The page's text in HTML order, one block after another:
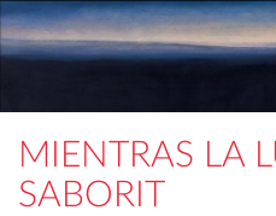
MIENTRAS LA
SABORIT